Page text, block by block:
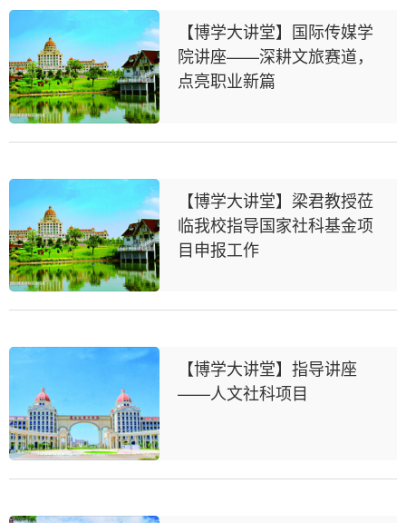
【博学大讲堂】国际传媒学
院讲座——深耕文旅赛道，
点亮职业新篇
【博学大讲堂】梁君教授莅
临我校指导国家社科基金项
目申报工作
【博学大讲堂】指导讲座
——人文社科项目